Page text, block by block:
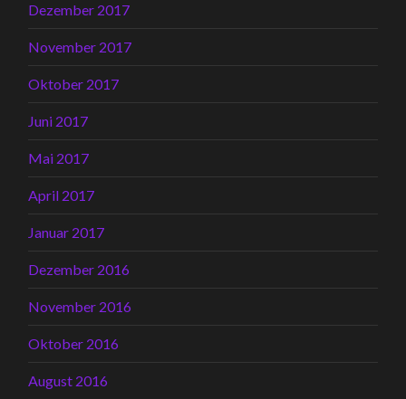
Dezember 2017
November 2017
Oktober 2017
Juni 2017
Mai 2017
April 2017
Januar 2017
Dezember 2016
November 2016
Oktober 2016
August 2016